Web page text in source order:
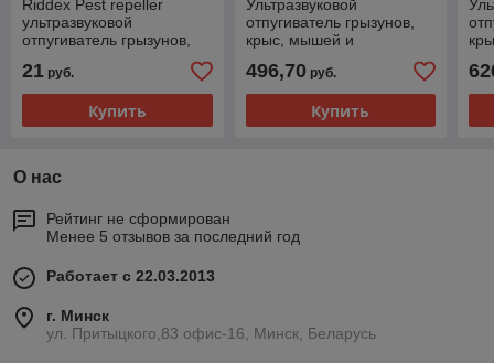
Riddex Pest repeller
ультразвуковой
отпугиватель грызунов,
пауков (код.9-530)
21 руб.
Купить
Ультразвуковой
отпугиватель грызунов,
крыс, мышей и
насекомых Weitech WK-
0300 "0059" код. 1072
496,70руб.
Купить
О нас
Рейтинг не сформирован
Менее 5 отзывов за последний год
Работает с 22.03.2013
г. Минск
ул. Притыцкого,83 офис-16, Минск, Беларусь